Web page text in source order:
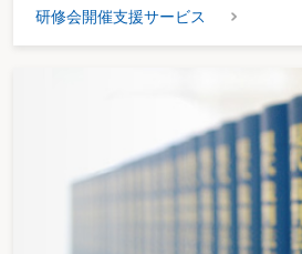
研修会開催支援サービス